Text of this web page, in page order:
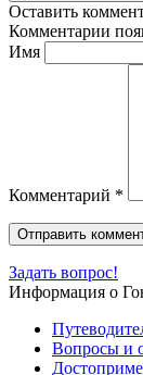
Оставить
Комментарии
Имя
Комментарий *
Задать вопрос!
Информация о
Вопросы и